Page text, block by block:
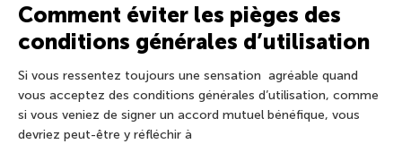
Comment éviter les pièges des
conditions générales d’utilisation
Si vous ressentez toujours une sensation agréable quand
vous acceptez des conditions générales d’utilisation, comme
si vous veniez de signer un accord mutuel bénéfique, vous
devriez peut-être y réfléchir à